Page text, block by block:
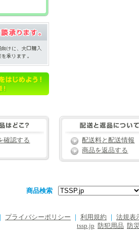
確認する
配送料と配送情報
商品を返品する
商品検索
プライバシーポリシー 利用規約
法規表
tssp.jp
防犯用品 防